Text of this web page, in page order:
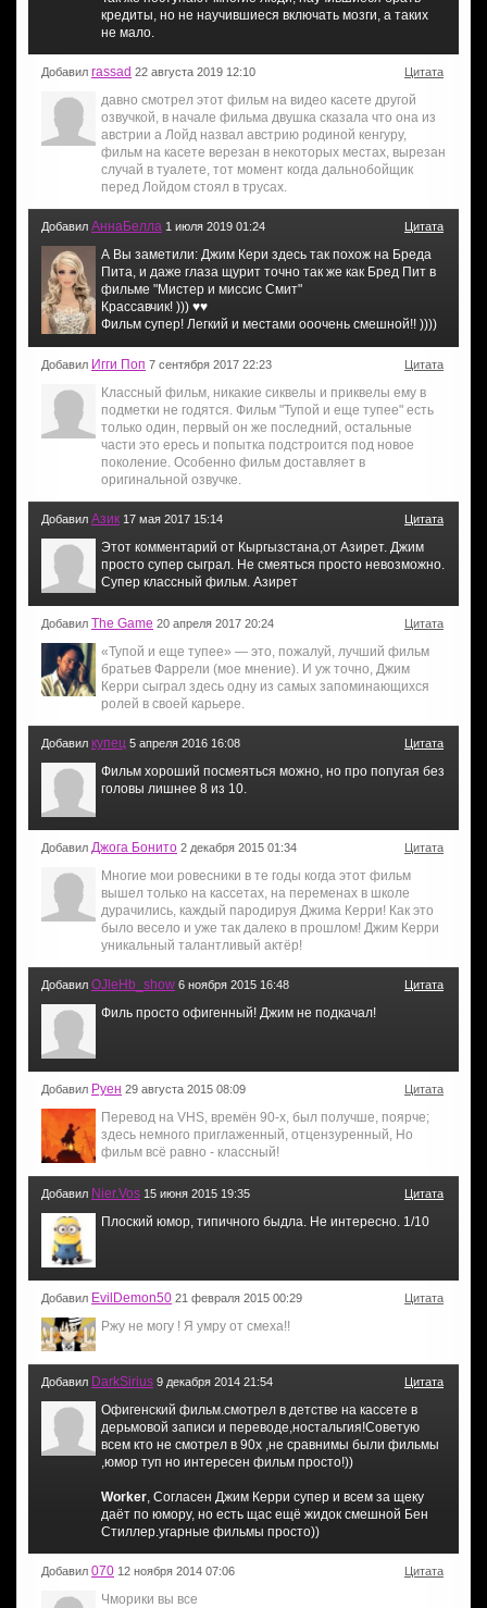
кредиты, но не научившиеся включать мозги, а таких
не мало.
Добавил rassad 22 августа 2019 12:10 Цитата
давно смотрел этот фильм на видео касете другой
озвучкой, в начале фильма двушка сказала что она из
австрии а Лойд назвал австрию родиной кенгуру,
фильм на касете верезан в некоторых местах, вырезан
случай в туалете, тот момент когда дальнобойщик
перед Лойдом стоял в трусах.
Добавил АннаБелла 1 июля 2019 01:24 Цитата
А Вы заметили: Джим Кери здесь так похож на Бреда
Пита, и даже глаза щурит точно так же как Бред Пит в
фильме "Мистер и миссис Смит"
Крассавчик! ))) ♥♥
Фильм супер! Легкий и местами ооочень смешной!! ))))
Добавил Игги Поп 7 сентября 2017 22:23 Цитата
Классный фильм, никакие сиквелы и приквелы ему в
подметки не годятся. Фильм "Тупой и еще тупее" есть
только один, первый он же последний, остальные
части это ересь и попытка подстроится под новое
поколение. Особенно фильм доставляет в
оригинальной озвучке.
Добавил Азик 17 мая 2017 15:14 Цитата
Этот комментарий от Кыргызстана,от Азирет. Джим
просто супер сыграл. Не смеяться просто невозможно.
Супер классный фильм. Азирет
Добавил The Game 20 апреля 2017 20:24 Цитата
«Тупой и еще тупее» — это, пожалуй, лучший фильм
братьев Фаррели (мое мнение). И уж точно, Джим
Керри сыграл здесь одну из самых запоминающихся
ролей в своей карьере.
Добавил купец 5 апреля 2016 16:08 Цитата
Фильм хороший посмеяться можно, но про попугая без
головы лишнее 8 из 10.
Добавил Джога Бонито 2 декабря 2015 01:34 Цитата
Многие мои ровесники в те годы когда этот фильм
вышел только на кассетах, на переменах в школе
дурачились, каждый пародируя Джима Керри! Как это
было весело и уже так далеко в прошлом! Джим Керри
уникальный талантливый актёр!
Добавил OJleHb_show 6 ноября 2015 16:48 Цитата
Филь просто офигенный! Джим не подкачал!
Добавил Руен 29 августа 2015 08:09 Цитата
Перевод на VHS, времён 90-х, был получше, поярче;
здесь немного приглаженный, отцензуренный, Но
фильм всё равно - классный!
Добавил Nier.Vos 15 июня 2015 19:35 Цитата
Плоский юмор, типичного быдла. Не интересно. 1/10
Добавил EvilDemon50 21 февраля 2015 00:29 Цитата
Ржу не могу ! Я умру от смеха!!
Добавил DarkSirius 9 декабря 2014 21:54 Цитата
Офигенский фильм.смотрел в детстве на кассете в
дерьмовой записи и переводе,ностальгия!Советую
всем кто не смотрел в 90х ,не сравнимы были фильмы
,юмор туп но интересен фильм просто!))
Worker , Согласен Джим Керри супер и всем за щеку
даёт по юмору, но есть щас ещё жидок смешной Бен
Стиллер.угарные фильмы просто))
Добавил 070 12 ноября 2014 07:06 Цитата
Чморики вы все